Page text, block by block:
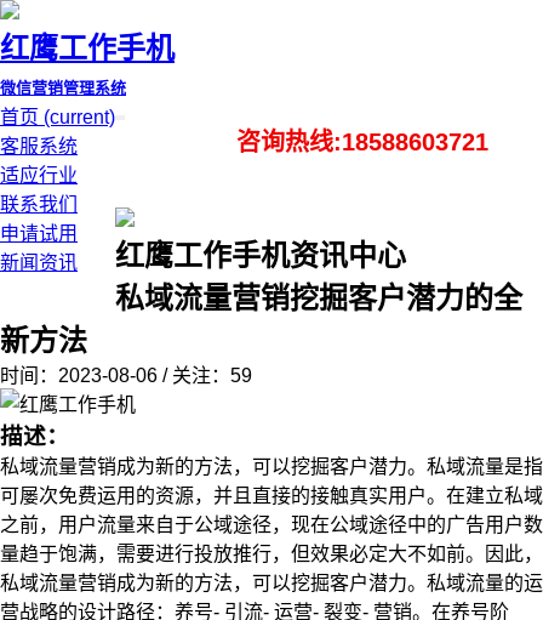
红鹰工作手机
微信营销管理系统
首页 (current)
客服系统
适应行业
联系我们
申请试用
新闻资讯
咨询热线:18588603721
红鹰工作手机资讯中心
私域流量营销挖掘客户潜力的全
新方法
时间：2023-08-06 / 关注：59
描述：
私域流量营销成为新的方法，可以挖掘客户潜力。私域流量是指
可屡次免费运用的资源，并且直接的接触真实用户。在建立私域
之前，用户流量来自于公域途径，现在公域途径中的广告用户数
量趋于饱满，需要进行投放推行，但效果必定大不如前。因此，
私域流量营销成为新的方法，可以挖掘客户潜力。私域流量的运
营战略的设计路径：养号- 引流- 运营- 裂变- 营销。在养号阶